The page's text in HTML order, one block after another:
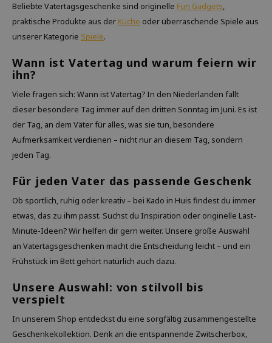
Beliebte Vatertagsgeschenke sind originelle Fun Gadgets,
praktische Produkte aus der Küche oder überraschende Spiele aus
unserer Kategorie Spiele.
Wann ist Vatertag und warum feiern wir
ihn?
Viele fragen sich: Wann ist Vatertag? In den Niederlanden fällt
dieser besondere Tag immer auf den dritten Sonntag im Juni. Es ist
der Tag, an dem Väter für alles, was sie tun, besondere
Aufmerksamkeit verdienen – nicht nur an diesem Tag, sondern
jeden Tag.
Für jeden Vater das passende Geschenk
Ob sportlich, ruhig oder kreativ – bei Kado in Huis findest du immer
etwas, das zu ihm passt. Suchst du Inspiration oder originelle Last-
Minute-Ideen? Wir helfen dir gern weiter. Unsere große Auswahl
an Vatertagsgeschenken macht die Entscheidung leicht – und ein
Frühstück im Bett gehört natürlich auch dazu.
Unsere Auswahl: von stilvoll bis
verspielt
In unserem Shop entdeckst du eine sorgfältig zusammengestellte
Geschenkekollektion. Denk an die entspannende Zwitscherbox,